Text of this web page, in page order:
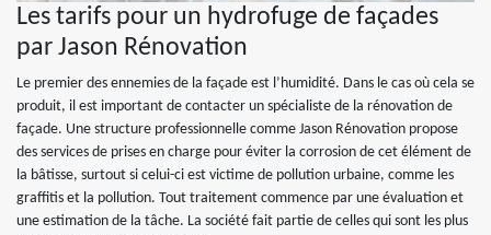
Les tarifs pour un hydrofuge de façades
par Jason Rénovation
Le premier des ennemies de la façade est l’humidité. Dans le cas où cela se
produit, il est important de contacter un spécialiste de la rénovation de
façade. Une structure professionnelle comme Jason Rénovation propose
des services de prises en charge pour éviter la corrosion de cet élément de
la bâtisse, surtout si celui-ci est victime de pollution urbaine, comme les
graffitis et la pollution. Tout traitement commence par une évaluation et
une estimation de la tâche. La société fait partie de celles qui sont les plus